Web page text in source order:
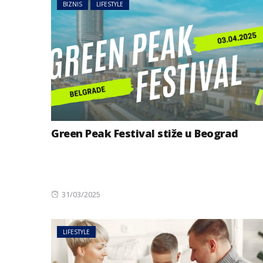
BIZNIS LIFESTYLE
Green Peak Festival stiže u Beograd
Posted
31/03/2025
LIFESTYLE